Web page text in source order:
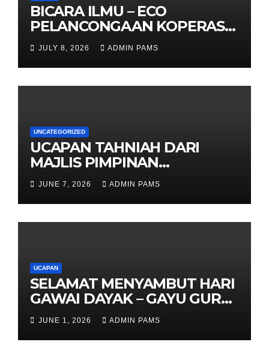
BICARA ILMU – ECO
PELANCONGAAN KOPERASI –
DARI ALAM KE EKONOMI
KOMUNITI
JULY 8, 2026 ADMIN PAMS
UNCATEGORIZED
UCAPAN TAHNIAH DARI
MAJLIS PIMPINAN
TERTINGGI PAMS DAN
SELURUH WARGA
JUNE 7, 2026 ADMIN PAMS
UCAPAN
SELAMAT MENYAMBUT HARI
GAWAI DAYAK – GAYU GURU
GERAI NYAMAI
JUNE 1, 2026 ADMIN PAMS